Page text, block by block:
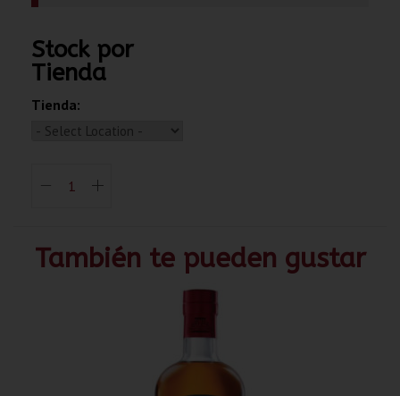
Stock por
Tienda
Tienda:
También te pueden gustar